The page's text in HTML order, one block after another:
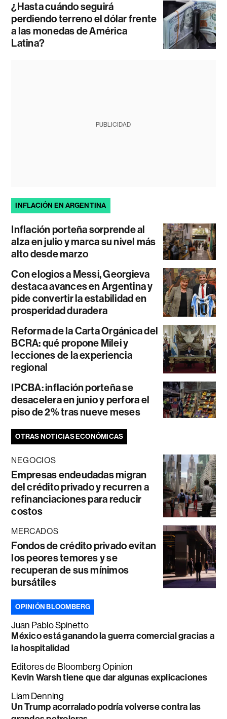
¿Hasta cuándo seguirá
perdiendo terreno el dólar frente
a las monedas de América
Latina?
PUBLICIDAD
INFLACIÓN EN ARGENTINA
Inflación porteña sorprende al
alza en julio y marca su nivel más
alto desde marzo
Con elogios a Messi, Georgieva
destaca avances en Argentina y
pide convertir la estabilidad en
prosperidad duradera
Reforma de la Carta Orgánica del
BCRA: qué propone Milei y
lecciones de la experiencia
regional
IPCBA: inflación porteña se
desacelera en junio y perfora el
piso de 2% tras nueve meses
OTRAS NOTICIAS ECONÓMICAS
NEGOCIOS
Empresas endeudadas migran
del crédito privado y recurren a
refinanciaciones para reducir
costos
MERCADOS
Fondos de crédito privado evitan
los peores temores y se
recuperan de sus mínimos
bursátiles
OPINIÓN BLOOMBERG
Juan Pablo Spinetto
México está ganando la guerra comercial gracias a
la hospitalidad
Editores de Bloomberg Opinion
Kevin Warsh tiene que dar algunas explicaciones
Liam Denning
Un Trump acorralado podría volverse contra las